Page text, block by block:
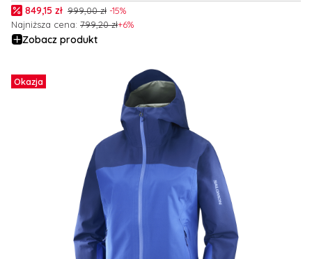
Cena promocyjna
849,15 zł 999,00 zł -15%
Najniższa cena: 799,20 zł+6%
Zobacz produkt
Okazja